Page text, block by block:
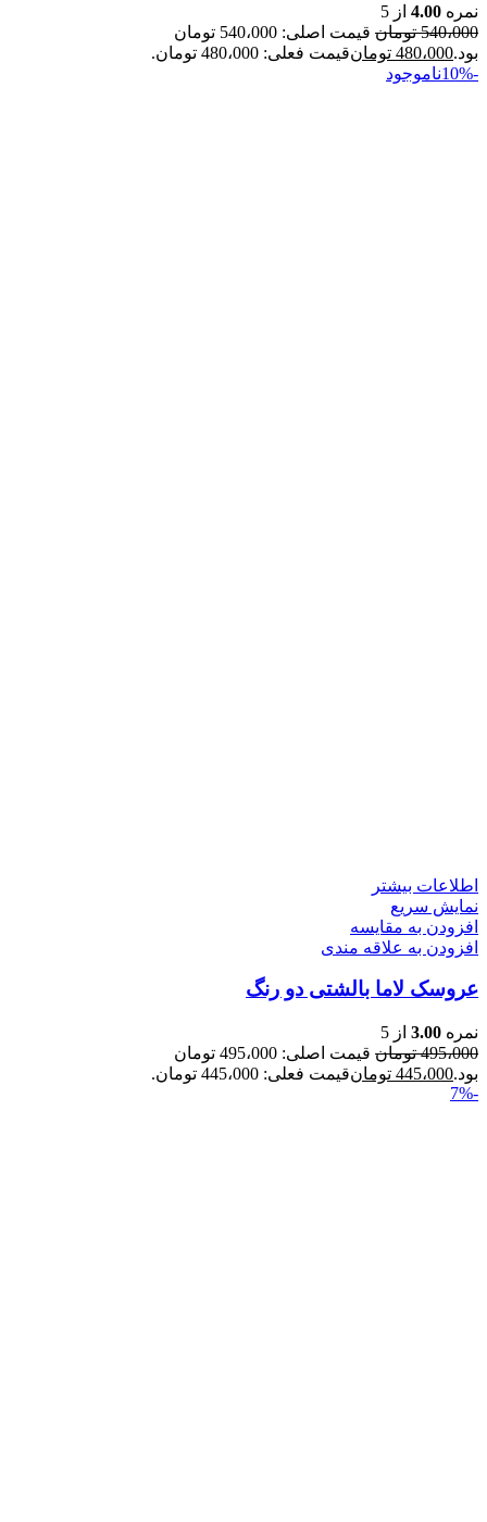
نمره 4.00 از 5
540،000 تومان
قیمت اصلی: 540،000 تومان
بود.480،000 تومانقیمت فعلی: 480،000 تومان.
-10%
ناموجود
اطلاعات بیشتر
نمایش سریع
افزودن به مقایسه
افزودن به علاقه مندی
عروسک لاما بالشتی دو رنگ
نمره 3.00 از 5
495،000 تومان
قیمت اصلی: 495،000 تومان
بود.445،000 تومانقیمت فعلی: 445،000 تومان.
-7%